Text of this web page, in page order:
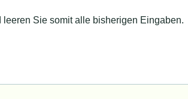
leeren Sie somit alle bisherigen Eingaben.